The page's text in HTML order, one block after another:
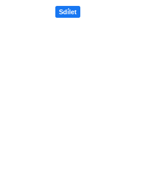
Sdílet